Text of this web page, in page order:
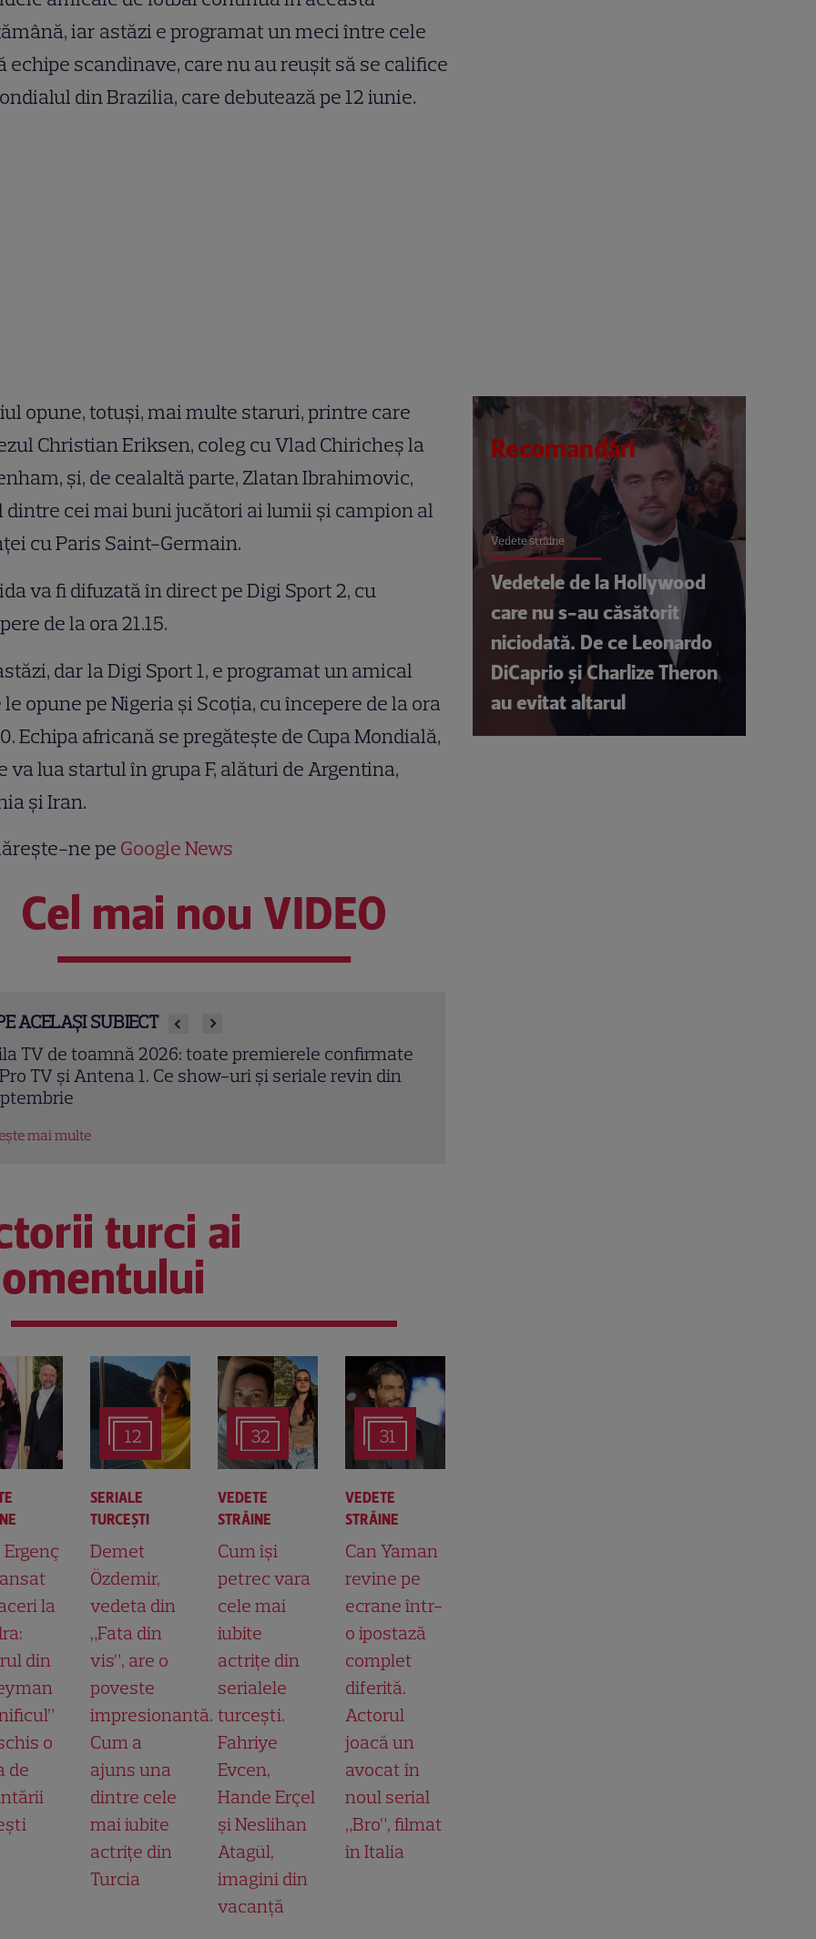
iar astăzi e programat un meci între cele
echipe scandinave, care nu au reuşit să se califice
din Brazilia, care debutează pe 12 iunie.
opune, totuşi, mai multe staruri, printre care
Christian Eriksen, coleg cu Vlad Chiricheş la
şi, de cealaltă parte, Zlatan Ibrahimovic,
dintre cei mai buni jucători ai lumii şi campion al
cu Paris Saint-Germain.
va fi difuzată în direct pe Digi Sport 2, cu
de la ora 21.15.
dar la Digi Sport 1, e programat un amical
le opune pe Nigeria şi Scoţia, cu începere de la ora
Echipa africană se pregăteşte de Cupa Mondială,
va lua startul în grupa F, alături de Argentina,
şi Iran.
ne pe Google News
Cel mai nou VIDEO
ACELAȘI SUBIECT
Kasikci, fost câștigător MasterChef Turcia, a murit
de ani. Bucătarul a fost găsit fără viață în locuința
mai multe
turci ai
la
din
o
de
12
SERIALE
TURCEŞTI
Demet
Özdemir,
vedeta din
„Fata din
vis”, are o
poveste
impresionantă.
Cum a
ajuns una
dintre cele
mai iubite
actrițe din
Turcia
32
VEDETE
STRĂINE
Cum își
petrec vara
cele mai
iubite
actrițe din
serialele
turcești.
Fahriye
Evcen,
Hande Erçel
și Neslihan
Atagül,
imagini din
vacanță
31
VEDETE
STRĂINE
Can Yaman
revine pe
ecrane într-
o ipostază
complet
diferită.
Actorul
joacă un
avocat în
noul serial
„Bro”, filmat
în Italia
Recomandări
Vedete străine
Vedetele de la Hollywood
care nu s-au căsătorit
niciodată. De ce Leonardo
DiCaprio și Charlize Theron
au evitat altarul